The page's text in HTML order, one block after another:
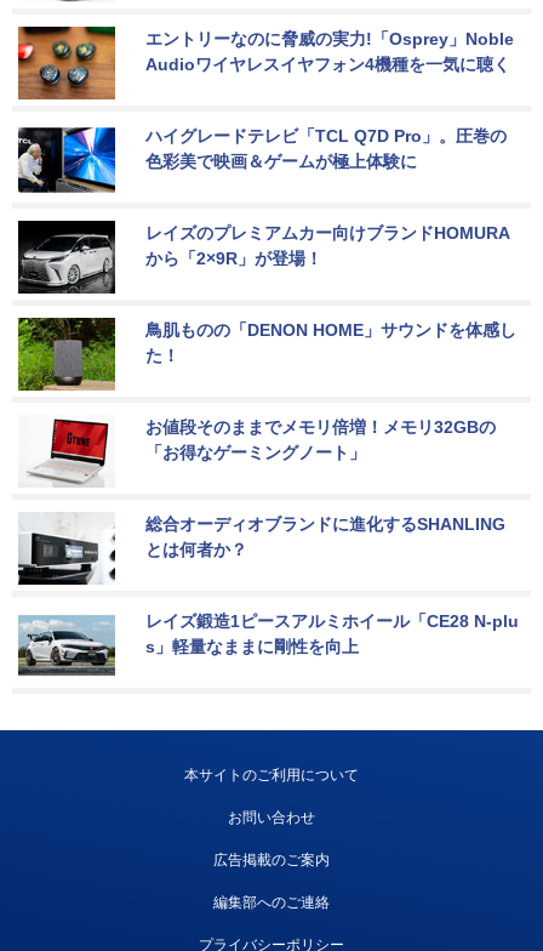
エントリーなのに脅威の実力!「Osprey」Noble
Audioワイヤレスイヤフォン4機種を一気に聴く
ハイグレードテレビ「TCL Q7D Pro」。圧巻の
色彩美で映画＆ゲームが極上体験に
レイズのプレミアムカー向けブランドHOMURA
から「2×9R」が登場！
鳥肌ものの「DENON HOME」サウンドを体感し
た！
お値段そのままでメモリ倍増！メモリ32GBの
「お得なゲーミングノート」
総合オーディオブランドに進化するSHANLING
とは何者か？
レイズ鍛造1ピースアルミホイール「CE28 N-plu
s」軽量なままに剛性を向上
本サイトのご利用について
お問い合わせ
広告掲載のご案内
編集部へのご連絡
プライバシーポリシー